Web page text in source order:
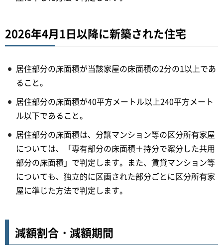
2026年4月1日以降に新築された住宅
居住部分の床面積が当該家屋の床面積の2分の1以上であ
ること。
居住部分の床面積が40平方メートル以上240平方メート
ル以下であること。
居住部分の床面積は、分譲マンション等の区分所有家屋
については、「専有部分の床面積＋持分で案分した共用
部分の床面積」で判定します。また、賃貸マンション等
についても、独立的に区画された部分ごとに区分所有家
屋に準じた方法で判定します。
減額割合・減額期間